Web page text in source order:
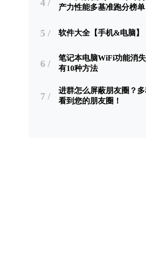
4 /
产力性能多基准跑分榜单
5 / 软件大全【手机&电脑】
6 /
笔记本电脑WiFi功能消
有10种方法
7 /
进群怎么屏蔽朋友圈？
看到您的朋友圈！